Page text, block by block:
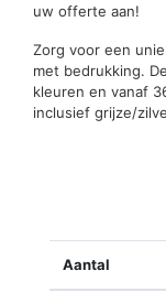
uw offerte aan!
Zorg voor een
met bedrukking.
kleuren en vanaf
inclusief grijze/
Aantal